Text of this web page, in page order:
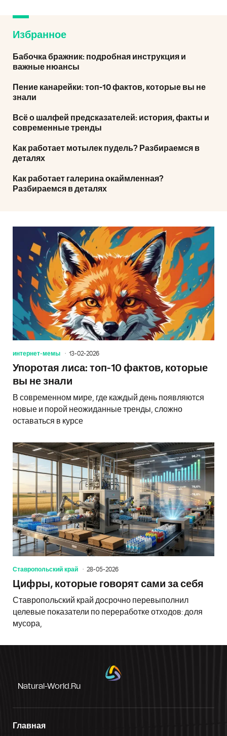
Избранное
Бабочка бражник: подробная инструкция и
важные нюансы
Пение канарейки: топ-10 фактов, которые вы не
знали
Всё о шалфей предсказателей: история, факты и
современные тренды
Как работает мотылек пудель? Разбираемся в
деталях
Как работает галерина окаймленная?
Разбираемся в деталях
интернет-мемы 13-02-2026
Упоротая лиса: топ-10 фактов, которые
вы не знали
В современном мире, где каждый день появляются
новые и порой неожиданные тренды, сложно
оставаться в курсе
Ставропольский край 28-05-2026
Цифры, которые говорят сами за себя
Ставропольский край досрочно перевыполнил
целевые показатели по переработке отходов: доля
мусора,
Natural-World.ru
Главная